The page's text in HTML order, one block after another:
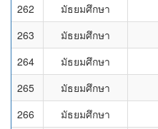
262
มัธยมศึกษา
263
มัธยมศึกษา
264
มัธยมศึกษา
265
มัธยมศึกษา
266
มัธยมศึกษา